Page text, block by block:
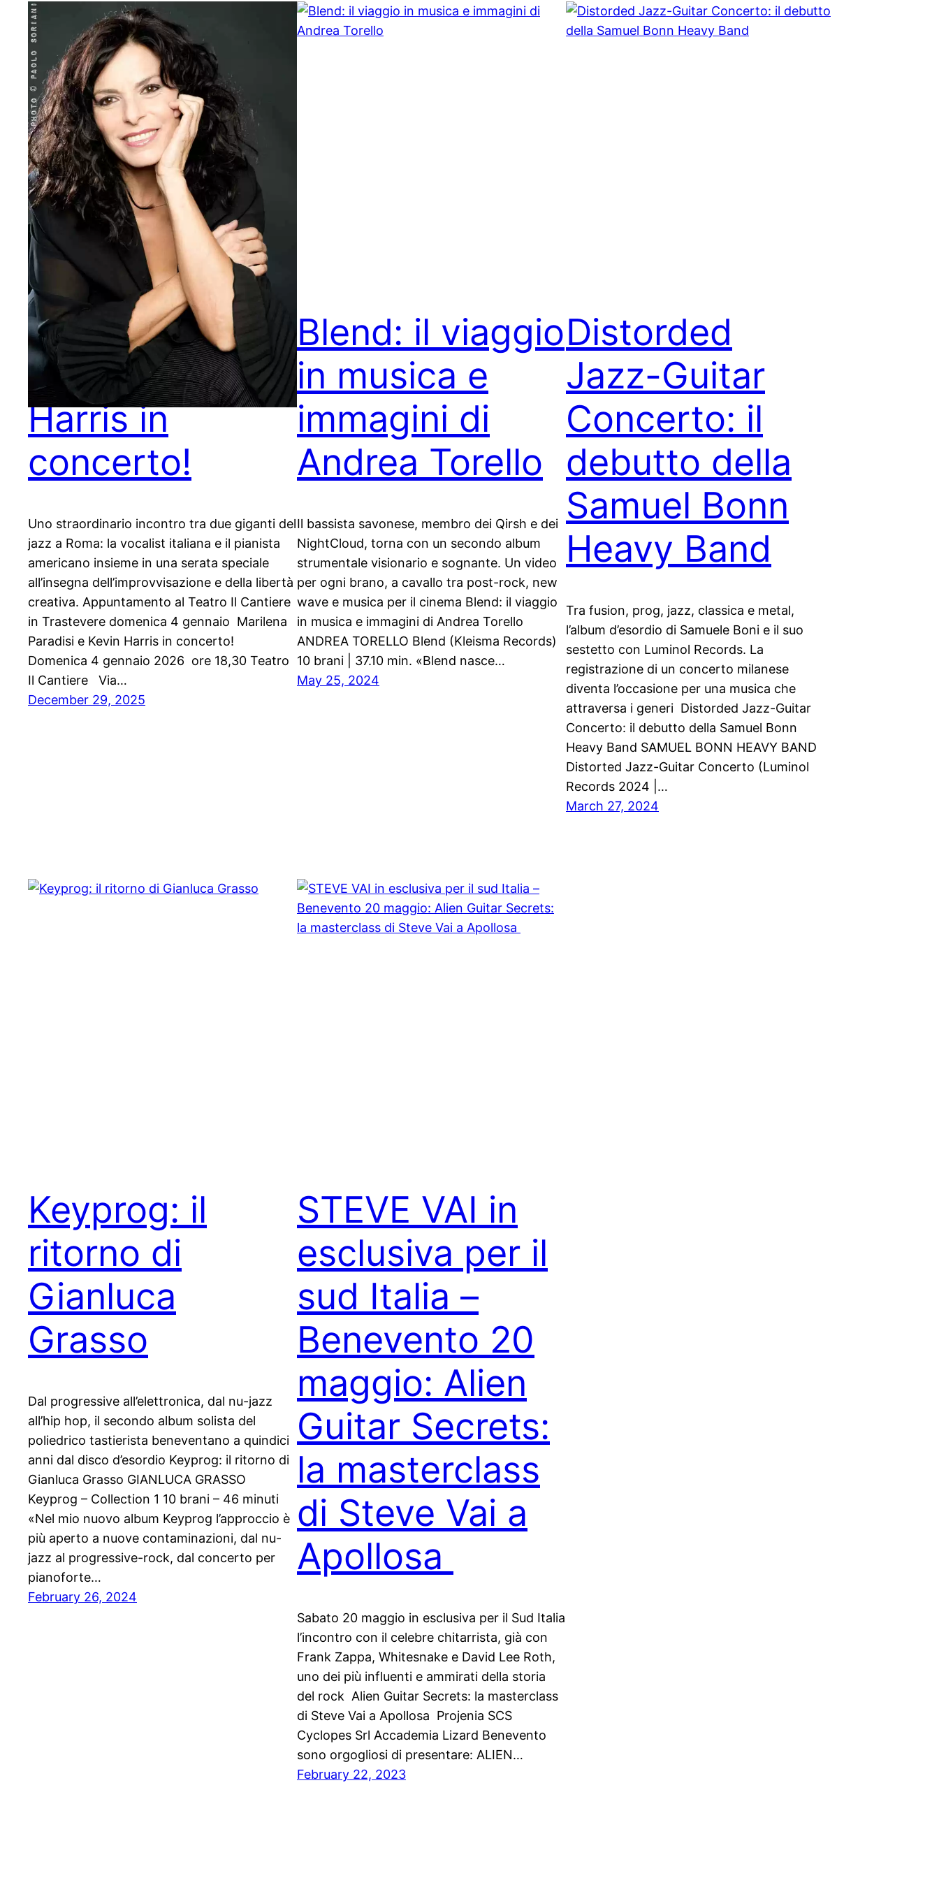
Marilena
Paradisi e Kevin
Harris in
concerto!
Uno straordinario incontro tra due giganti del
jazz a Roma: la vocalist italiana e il pianista
americano insieme in una serata speciale
all’insegna dell’improvvisazione e della libertà
creativa. Appuntamento al Teatro Il Cantiere
in Trastevere domenica 4 gennaio Marilena
Paradisi e Kevin Harris in concerto!
Domenica 4 gennaio 2026 ore 18,30 Teatro
Il Cantiere Via…
December 29, 2025
Blend: il viaggio
in musica e
immagini di
Andrea Torello
Il bassista savonese, membro dei Qirsh e dei
NightCloud, torna con un secondo album
strumentale visionario e sognante. Un video
per ogni brano, a cavallo tra post-rock, new
wave e musica per il cinema Blend: il viaggio
in musica e immagini di Andrea Torello
ANDREA TORELLO Blend (Kleisma Records)
10 brani | 37.10 min. «Blend nasce…
May 25, 2024
Distorded
Jazz-Guitar
Concerto: il
debutto della
Samuel Bonn
Heavy Band
Tra fusion, prog, jazz, classica e metal,
l’album d’esordio di Samuele Boni e il suo
sestetto con Luminol Records. La
registrazione di un concerto milanese
diventa l’occasione per una musica che
attraversa i generi Distorded Jazz-Guitar
Concerto: il debutto della Samuel Bonn
Heavy Band SAMUEL BONN HEAVY BAND
Distorted Jazz-Guitar Concerto (Luminol
Records 2024 |…
March 27, 2024
Keyprog: il
ritorno di
Gianluca
Grasso
Dal progressive all’elettronica, dal nu-jazz
all’hip hop, il secondo album solista del
poliedrico tastierista beneventano a quindici
anni dal disco d’esordio Keyprog: il ritorno di
Gianluca Grasso GIANLUCA GRASSO
Keyprog – Collection 1 10 brani – 46 minuti
«Nel mio nuovo album Keyprog l’approccio è
più aperto a nuove contaminazioni, dal nu-
jazz al progressive-rock, dal concerto per
pianoforte…
February 26, 2024
STEVE VAI in
esclusiva per il
sud Italia –
Benevento 20
maggio: Alien
Guitar Secrets:
la masterclass
di Steve Vai a
Apollosa
Sabato 20 maggio in esclusiva per il Sud Italia
l’incontro con il celebre chitarrista, già con
Frank Zappa, Whitesnake e David Lee Roth,
uno dei più influenti e ammirati della storia
del rock Alien Guitar Secrets: la masterclass
di Steve Vai a Apollosa Projenia SCS
Cyclopes Srl Accademia Lizard Benevento
sono orgogliosi di presentare: ALIEN…
February 22, 2023